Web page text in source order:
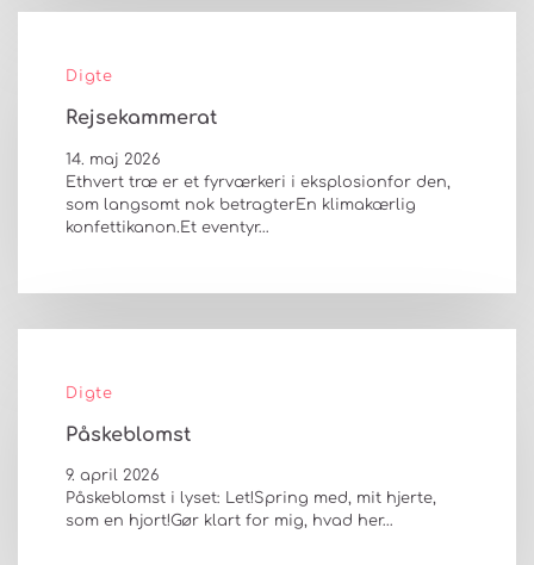
Digte
Rejsekammerat
14. maj 2026
Ethvert træ er et fyrværkeri i eksplosionfor den,
som langsomt nok betragterEn klimakærlig
konfettikanon.Et eventyr…
Digte
Påskeblomst
9. april 2026
Påskeblomst i lyset: Let!Spring med, mit hjerte,
som en hjort!Gør klart for mig, hvad her…